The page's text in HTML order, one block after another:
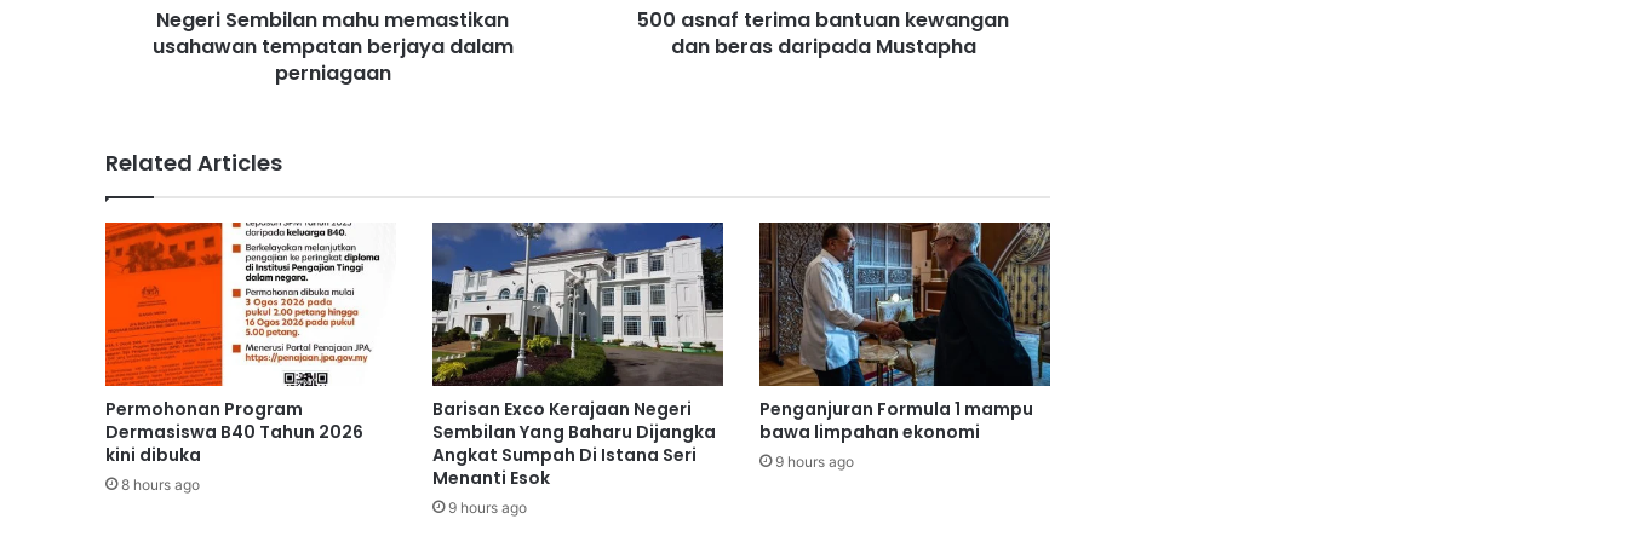
a
h
u
m
s
t
i
k
a
n
Negeri Sembilan mahu memastikan
usahawan tempatan berjaya dalam
perniagaan
n
t
u
a
n
k
e
w
n
g
500 asnaf terima bantuan kewangan
dan beras daripada Mustapha
Related Articles
Permohonan Program
Dermasiswa B40 Tahun 2026
kini dibuka
8 hours ago
Barisan Exco Kerajaan Negeri
Sembilan Yang Baharu Dijangka
Angkat Sumpah Di Istana Seri
Menanti Esok
9 hours ago
Penganjuran Formula 1 mampu
bawa limpahan ekonomi
9 hours ago